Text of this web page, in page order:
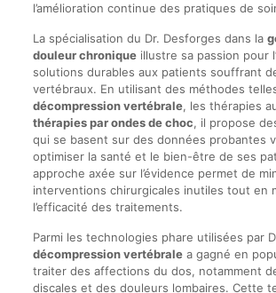
l’amélioration continue des pratiques de
La spécialisation du Dr. Desforges dans la
douleur chroniqueillustre sa passion pour
solutions durables aux patients souffrant
vertébraux. En utilisant des méthodes
décompression vertébrale, les thérapies
thérapies par ondes de choc, il propose
qui se basent sur des données probantes
optimiser la santé et le bien-être de ses
approche axée sur l’évidence permet de
interventions chirurgicales inutiles tout en
l’efficacité des traitements.
Parmi les technologies phare utilisées par
décompression vertébralea gagné en
traiter des affections du dos, notamment
discales et des douleurs lombaires. Cette